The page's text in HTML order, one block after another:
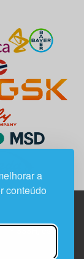
a
conteúdo
n.º 333H, esc.